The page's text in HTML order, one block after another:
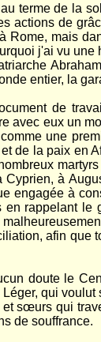
terme de la
actions de
mais
j'ai vu
entier, la
de
avec eux un
une
de la paix en
à
engagée à
rappelant
afin
doute le
qui
sœurs qui
de souffrance.